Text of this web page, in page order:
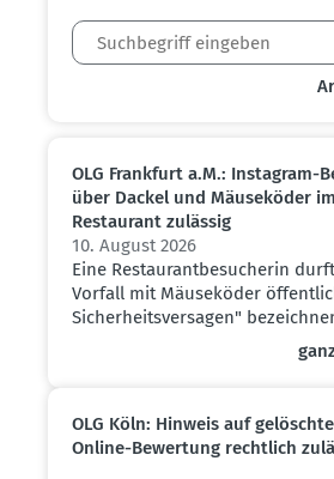
OLG Frankfurt a.M.: Instagram-
über Dackel und Mäuse­köder im
Restaurant zulässig
10. August 2026
Eine Restaurantbesucherin
Vorfall mit Mäuseköder
Sicherheitsversagen"
OLG Köln: Hinweis auf gelöschte
Online-Bewertung rechtlich